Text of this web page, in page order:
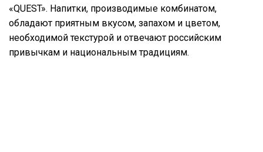
«QUEST». Напитки, производимые комбинатом,
обладают приятным вкусом, запахом и цветом,
необходимой текстурой и отвечают российским
привычкам и национальным традициям.